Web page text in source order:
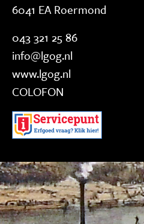
6041 EA Roermond
043 321 25 86
info@lgog.nl
www.lgog.nl
COLOFON